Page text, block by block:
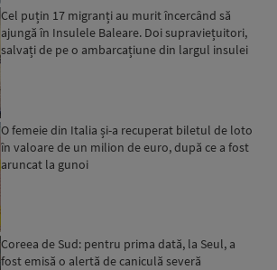
Cel puțin 17 migranți au murit încercând să
ajungă în Insulele Baleare. Doi supraviețuitori,
salvați de pe o ambarcațiune din largul insulei
O femeie din Italia și-a recuperat biletul de loto
în valoare de un milion de euro, după ce a fost
aruncat la gunoi
Coreea de Sud: pentru prima dată, la Seul, a
fost emisă o alertă de caniculă severă